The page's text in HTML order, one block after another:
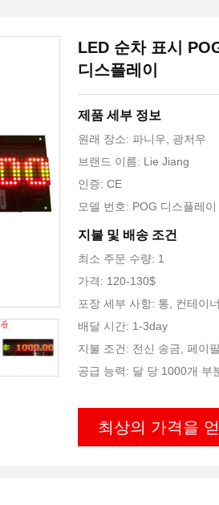
LED 순차 표시
디스플레이
제품 세부 정보
원래 장소: 파니우, 광저우
브랜드 이름: Lie Jiang
인증: CE
모델 번호: POG 디스플레이
지불 및 배송 조건
최소 주문 수량: 1
가격: 120-130$
포장 세부 사항: 통, 컨테이
배달 시간: 1-3day
지불 조건: 전신 송금, 페이
공급 능력: 달 당 1000개 부
최상의 가격을